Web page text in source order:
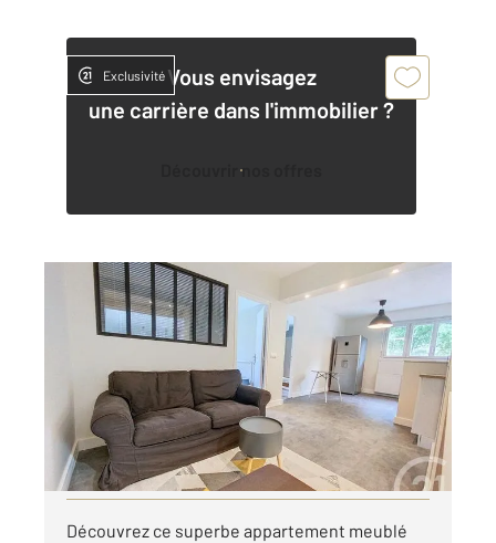
Vous envisagez
une carrière dans l'immobilier ?
Découvrir nos offres
Exclusivité
BREST 29
50 m2, 3 pièces
Ref : 7587
Appartement T3 à louer
700 €
par mois charges comprises
Visiter le site dédié
Découvrez ce superbe appartement meublé